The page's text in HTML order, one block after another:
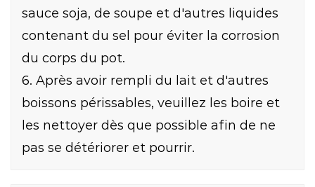
sauce soja, de soupe et d'autres liquides
contenant du sel pour éviter la corrosion
du corps du pot.
6. Après avoir rempli du lait et d'autres
boissons périssables, veuillez les boire et
les nettoyer dès que possible afin de ne
pas se détériorer et pourrir.